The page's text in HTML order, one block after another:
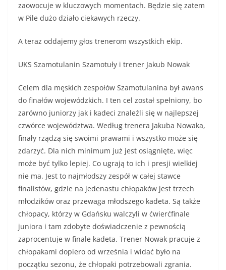
zaowocuje w kluczowych momentach. Będzie się zatem
w Pile dużo działo ciekawych rzeczy.
A teraz oddajemy głos trenerom wszystkich ekip.
UKS Szamotulanin Szamotuły i trener Jakub Nowak
Celem dla męskich zespołów Szamotulanina był awans
do finałów wojewódzkich. I ten cel został spełniony, bo
zarówno juniorzy jak i kadeci znaleźli się w najlepszej
czwórce województwa. Według trenera Jakuba Nowaka,
finały rządzą się swoimi prawami i wszystko może się
zdarzyć. Dla nich minimum już jest osiągnięte, więc
może być tylko lepiej. Co ugrają to ich i presji wielkiej
nie ma. Jest to najmłodszy zespół w całej stawce
finalistów, gdzie na jedenastu chłopaków jest trzech
młodzików oraz przewaga młodszego kadeta. Są także
chłopacy, którzy w Gdańsku walczyli w ćwierćfinale
juniora i tam zdobyte doświadczenie z pewnością
zaprocentuje w finale kadeta. Trener Nowak pracuje z
chłopakami dopiero od września i widać było na
początku sezonu, że chłopaki potrzebowali zgrania.